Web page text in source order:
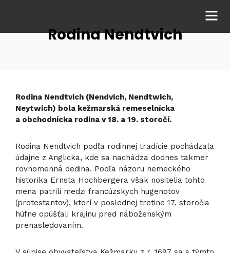
Rodina Nendtvich
Rodina Nendtvich (Nendvich, Nendtwich,
Neytwich) bola kežmarská remeselnícka
a obchodnícka rodina v 18. a 19. storočí.
Rodina Nendtvich podľa rodinnej tradície pochádzala
údajne z Anglicka, kde sa nachádza dodnes takmer
rovnomenná dedina. Podľa názoru nemeckého
historika Ernsta Hochbergera však nositelia tohto
mena patrili medzi francúzskych hugenotov
(protestantov), ktorí v poslednej tretine 17. storočia
húfne opúšťali krajinu pred náboženským
prenasledovaním.